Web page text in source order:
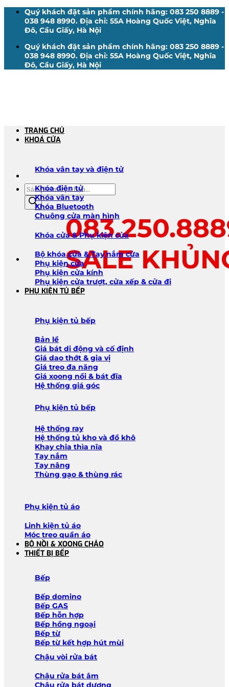
Quý khách đặt sản phẩm chính hãng: 083 250 8889 -
038 948 8990. Địa chỉ: 55A Hoàng Quốc Việt, Nghĩa
Đô, Cầu Giấy, Hà Nội
Quý khách đặt sản phẩm chính hãng: 083 250 8889 -
038 948 8990. Địa chỉ: 55A Hoàng Quốc Việt, Nghĩa
Đô, Cầu Giấy, Hà Nội
Tìm
kiếm
sản
phẩm
SALE
TRANG CHỦ
KHOÁ CỬA
Khóa vân tay và điện tử
Khóa điện tử
Khóa vân tay
Khóa Bluetooth
Chuông cửa màn hình
Khóa cửa & Phụ kiện cửa
Bộ khóa cửa & Tay nắm cửa
Phụ kiện cửa
Phụ kiện cửa kính
Phụ kiện cửa trượt, cửa xếp & cửa đi
PHỤ KIỆN TỦ BẾP
Phụ kiện tủ bếp
Bản lề
Giá bát di động và cố định
Giá dao thớt & gia vị
Giá treo đa năng
Giá xoong nồi & bát đĩa
Hệ thống giá góc
Phụ kiện tủ bếp
Hệ thống ray
Hệ thống tủ kho và đồ khô
Khay chia thìa nĩa
Tay nắm
Tay nâng
Thùng gạo & thùng rác
Phụ kiện tủ áo
Linh kiện tủ áo
Móc treo quần áo
BỘ NỒI & XOONG CHẢO
THIẾT BỊ BẾP
Bếp
Bếp domino
Bếp GAS
Bếp hỗn hợp
Bếp hồng ngoại
Bếp từ
Bếp từ kết hợp hút mùi
Chậu vòi rửa bát
Chậu rửa bát âm
Chậu rửa bát dương